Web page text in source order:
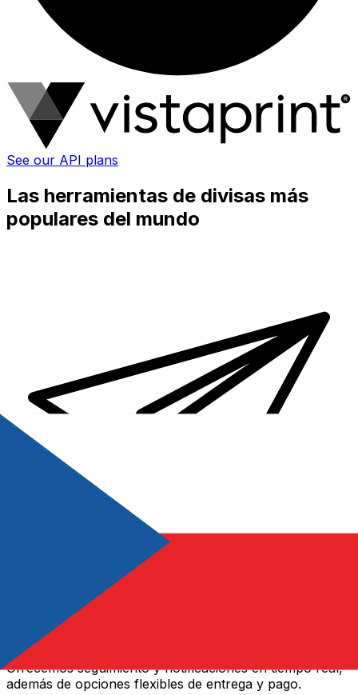
See our API plans
Las herramientas de divisas más
populares del mundo
Transferencias de dinero internacionales Xe
Envíe dinero en línea de forma rápida, segura y fácil.
Ofrecemos seguimiento y notificaciones en tiempo real,
además de opciones flexibles de entrega y pago.